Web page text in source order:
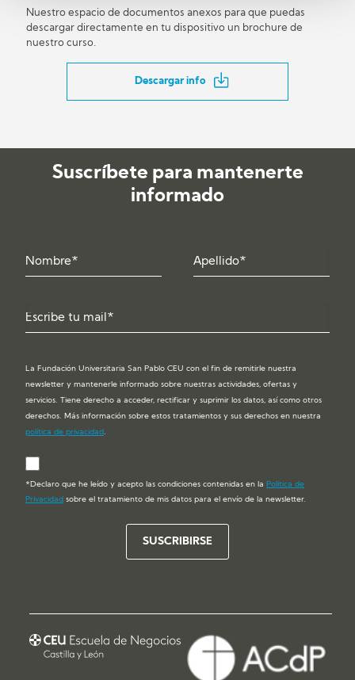
Nuestro espacio de documentos anexos para que puedas
descargar directamente en tu dispositivo un brochure de
nuestro curso.
Descargar info
Suscríbete para mantenerte
informado
La Fundación Universitaria San Pablo CEU con el fin de remitirle nuestra
newsletter y mantenerle informado sobre nuestras actividades, ofertas y
servicios. Tiene derecho a acceder, rectificar y suprimir los datos, así como otros
derechos. Más información sobre estos tratamientos y sus derechos en nuestra
política de privacidad.
*Declaro que he leído y acepto las condiciones contenidas en la Política de
Privacidad sobre el tratamiento de mis datos para el envío de la newsletter.